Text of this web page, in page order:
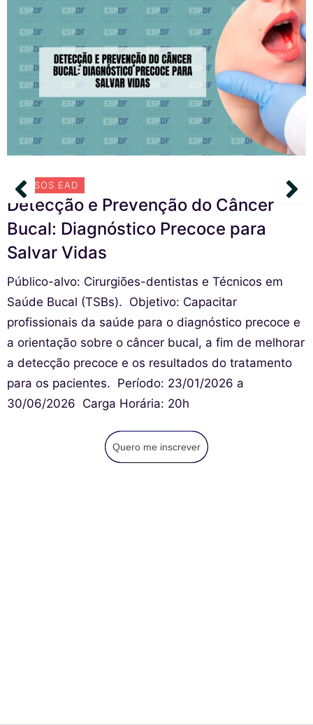
CURSOS EAD
Detecção e Prevenção do Câncer
Bucal: Diagnóstico Precoce para
Salvar Vidas
Público-alvo: Cirurgiões-dentistas e Técnicos em
Saúde Bucal (TSBs). ㅤㅤㅤㅤㅤㅤ ㅤㅤObjetivo: Capacitar
profissionais da saúde para o diagnóstico precoce e
a orientação sobre o câncer bucal, a fim de melhorar
a detecção precoce e os resultados do tratamento
para os pacientes. ㅤㅤㅤㅤㅤㅤㅤㅤ Período: 23/01/2026 a
30/06/2026 ㅤㅤㅤㅤㅤㅤㅤ Carga Horária: 20h
Quero me inscrever